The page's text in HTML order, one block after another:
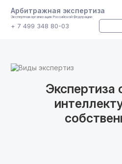
Арбитражная экспертиза
Экспертная организация Российской Федерации
+ 7 499 348 80-03
Виды экспертиз
Экспертиза